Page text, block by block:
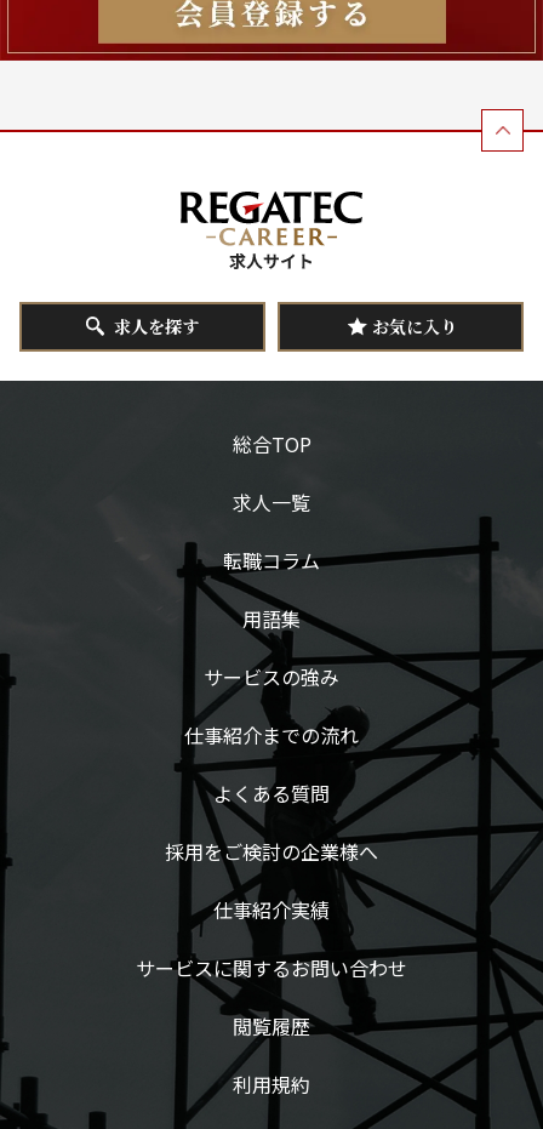
求人を探す お気に入り
総合TOP
求人一覧
転職コラム
用語集
サービスの強み
仕事紹介までの流れ
よくある質問
採用をご検討の企業様へ
仕事紹介実績
サービスに関するお問い合わせ
閲覧履歴
利用規約